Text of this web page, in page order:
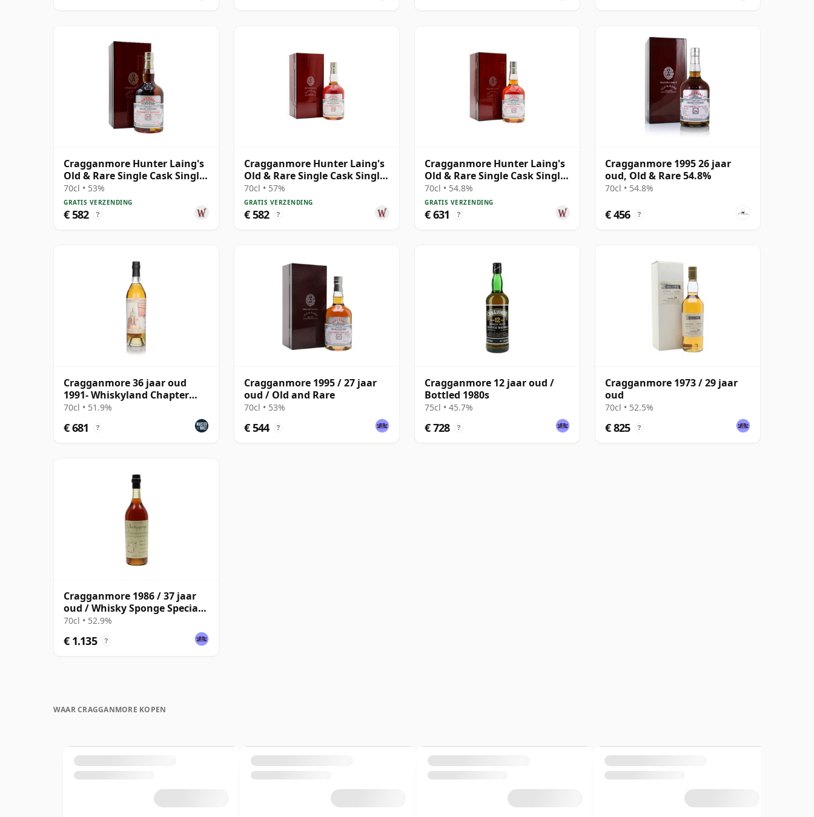
Cragganmore Hunter Laing's
Old & Rare Single Cask Single
Malt 1995 27 jaar oud
70cl • 53%
GRATIS VERZENDING
€ 582 ?
Cragganmore Hunter Laing's
Old & Rare Single Cask Single
Malt 1995 30 jaar oud
70cl • 57%
GRATIS VERZENDING
€ 582 ?
Cragganmore Hunter Laing's
Old & Rare Single Cask Single
Malt 1995 26 jaar oud
70cl • 54.8%
GRATIS VERZENDING
€ 631 ?
Cragganmore 1995 26 jaar
oud, Old & Rare 54.8%
70cl • 54.8%
€ 456 ?
Cragganmore 36 jaar oud
1991- Whiskyland Chapter
Twenty Four
70cl • 51.9%
€ 681 ?
Cragganmore 1995 / 27 jaar
oud / Old and Rare
70cl • 53%
€ 544 ?
Cragganmore 12 jaar oud /
Bottled 1980s
75cl • 45.7%
€ 728 ?
Cragganmore 1973 / 29 jaar
oud
70cl • 52.5%
€ 825 ?
Cragganmore 1986 / 37 jaar
oud / Whisky Sponge Special
Edition
70cl • 52.9%
€ 1.135 ?
WAAR CRAGGANMORE KOPEN